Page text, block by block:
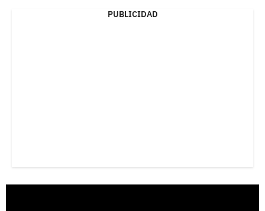
PUBLICIDAD